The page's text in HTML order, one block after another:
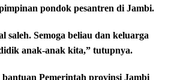
pondok pesantren di Jambi.
saleh. Semoga beliau dan keluarga
anak-anak kita,” tutupnya.
Pemerintah provinsi Jambi